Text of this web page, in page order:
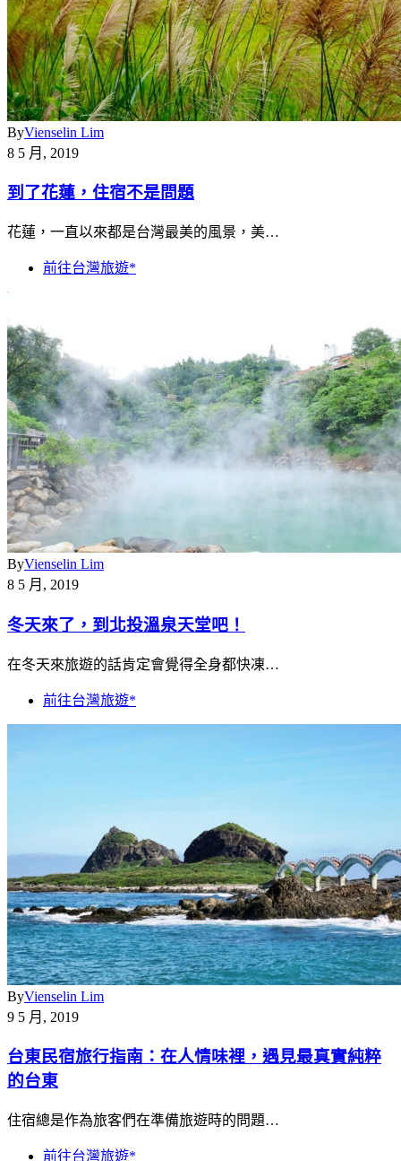
ByVienselin Lim
8 5 月, 2019
到了花蓮，住宿不是問題
花蓮，一直以來都是台灣最美的風景，美…
前往台灣旅遊*
ByVienselin Lim
8 5 月, 2019
冬天來了，到北投溫泉天堂吧！
在冬天來旅遊的話肯定會覺得全身都快凍…
前往台灣旅遊*
ByVienselin Lim
9 5 月, 2019
台東民宿旅行指南：在人情味裡，遇見最真實純粹
的台東
住宿總是作為旅客們在準備旅遊時的問題…
前往台灣旅遊*